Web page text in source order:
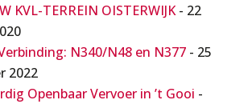
KVL-TERREIN OISTERWIJK- 22
N340/N48 en N377- 25
2022
Openbaar Vervoer in ’t Gooi -